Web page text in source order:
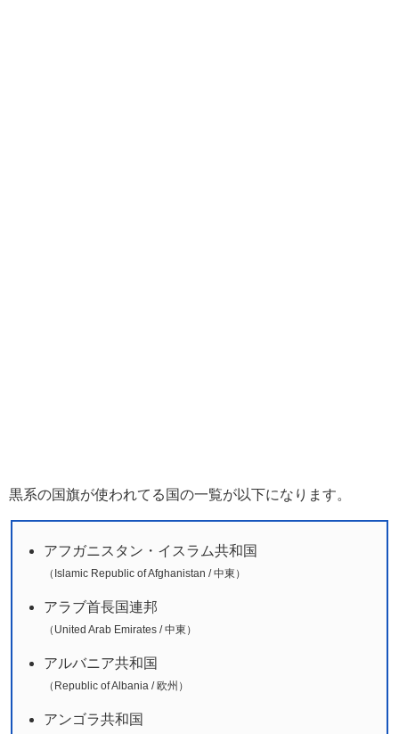
黒系の国旗が使われてる国の一覧が以下になります。
アフガニスタン・イスラム共和国
（Islamic Republic of Afghanistan / 中東）
アラブ首長国連邦
（United Arab Emirates / 中東）
アルバニア共和国
（Republic of Albania / 欧州）
アンゴラ共和国